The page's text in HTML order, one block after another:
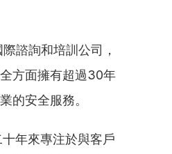
際諮詢和培訓公司，
方面擁有超過30年
的安全服務。
十年來專注於與客戶